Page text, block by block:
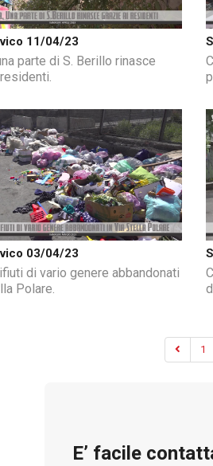
11/04/23
parte di S. Berillo rinasce
03/04/23
di vario genere abbandonati
Polare.
1
E’ facile